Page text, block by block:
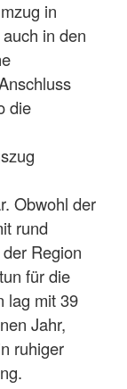
in
in den
die
Obwohl der
rund
Region
für die
lag mit 39
Jahr,
ruhiger